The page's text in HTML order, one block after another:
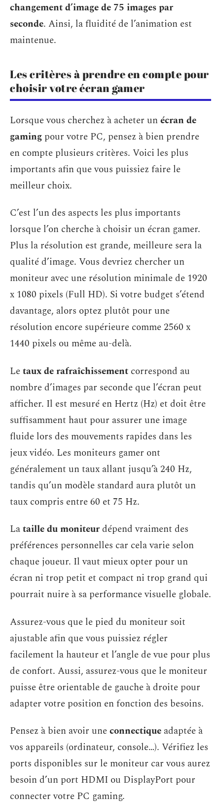
changement d’image de 75 images par
seconde. Ainsi, la fluidité de l’animation est
maintenue.
Les critères à prendre en compte pour
choisir votre écran gamer
Lorsque vous cherchez à acheter unécran de
gaming pour votre PC, pensez à bien prendre
en compte plusieurs critères. Voici les plus
importants afin que vous puissiez faire le
meilleur choix.
C’est l’un des aspects les plus importants
lorsque l’on cherche à choisir un écran gamer.
Plus la résolution est grande, meilleure sera la
qualité d’image. Vous devriez chercher un
moniteur avec une résolution minimale de 1920
x 1080 pixels (Full HD). Si votre budget s’étend
davantage, alors optez plutôt pour une
résolution encore supérieure comme 2560 x
1440 pixels ou même au-delà.
Letaux de rafraîchissement correspond au
nombre d’images par seconde que l’écran peut
afficher. Il est mesuré en Hertz (Hz) et doit être
suffisamment haut pour assurer une image
fluide lors des mouvements rapides dans les
jeux vidéo. Les moniteurs gamer ont
généralement un taux allant jusqu’à 240 Hz,
tandis qu’un modèle standard aura plutôt un
taux compris entre 60 et 75 Hz.
Lataille du moniteurdépend vraiment des
préférences personnelles car cela varie selon
chaque joueur. Il vaut mieux opter pour un
écran ni trop petit et compact ni trop grand qui
pourrait nuire à sa performance visuelle globale.
Assurez-vous que le pied du moniteur soit
ajustable afin que vous puissiez régler
facilement la hauteur et l’angle de vue pour plus
de confort. Aussi, assurez-vous que le moniteur
puisse être orientable de gauche à droite pour
adapter votre position en fonction des besoins.
Pensez à bien avoir uneconnectique adaptée à
vos appareils (ordinateur, console…). Vérifiez les
ports disponibles sur le moniteur car vous aurez
besoin d’un port HDMI ou DisplayPort pour
connecter votre PC gaming.